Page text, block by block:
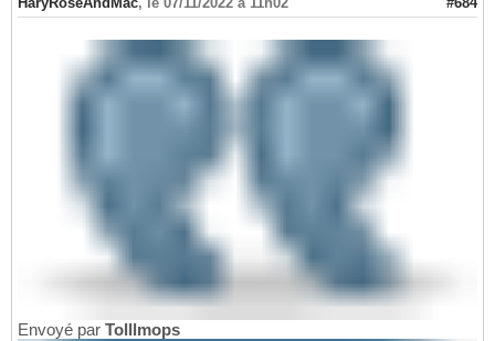
Envoyé par Tolllmops